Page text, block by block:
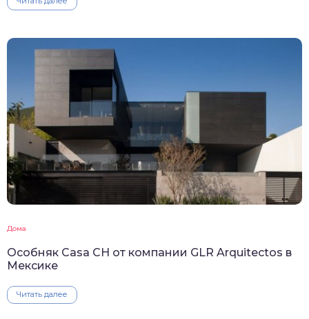
Дома
Особняк Casa CH от компании GLR Arquitectos в
Мексике
Читать далее